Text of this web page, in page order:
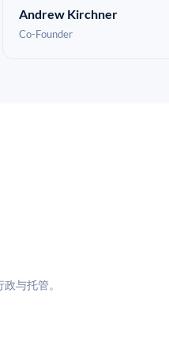
Andrew Kirchner
Co-Founder
与托管。